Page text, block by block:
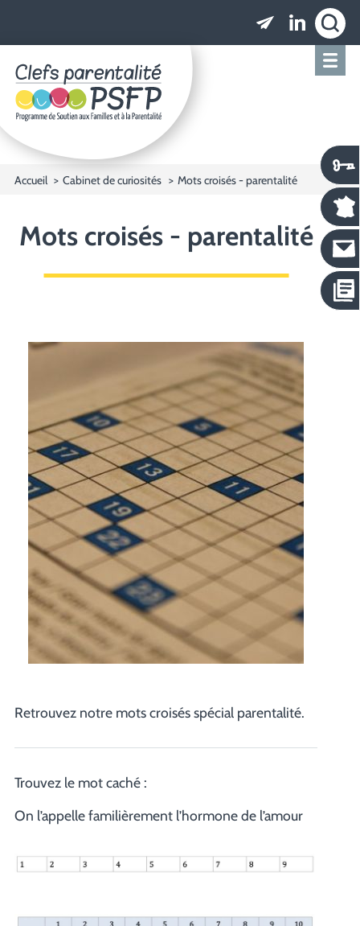
Clefs parentalité PSFP - Programme de
Accueil Cabinet de curiosités Mots croisés - parentalité
Mots croisés - parentalité
Retrouvez notre mots croisés spécial parentalité.
Trouvez le mot caché :
On l’appelle familièrement l’hormone de l’amour